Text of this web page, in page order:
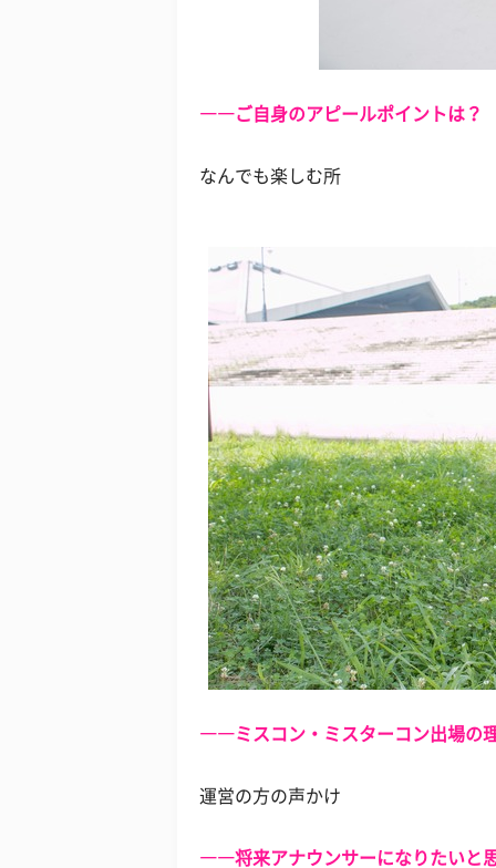
――ご自身のアピールポイントは？
なんでも楽しむ所
――ミスコン・ミスターコン出場の
運営の方の声かけ
――将来アナウンサーになりたいと